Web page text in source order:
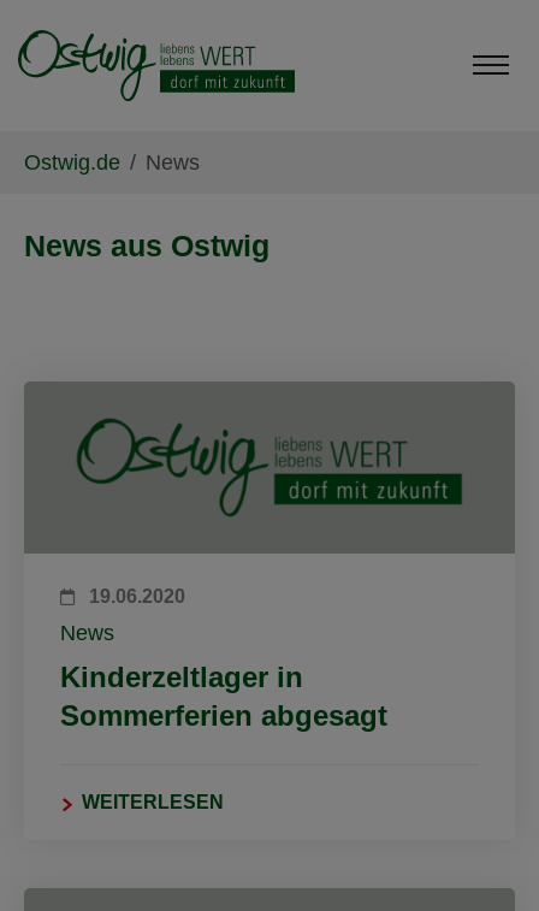
Ostwig.de News
News aus Ostwig
19.06.2020
News
Kinderzeltlager in
Sommerferien abgesagt
WEITERLESEN